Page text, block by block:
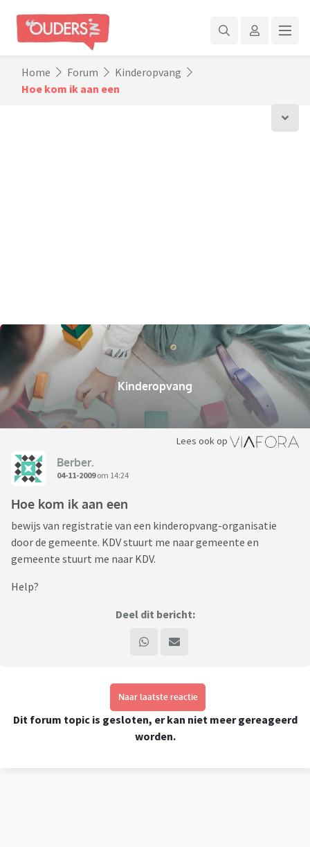
Home Forum
Kinderopvang
Hoe kom ik aan een
Kinderopvang
Lees ook op
Berber.
04-11-2009om 14:24
Hoe kom ik aan een
bewijs van registratie van een kinderopvang-organisatie
door de gemeente. KDV stuurt me naar gemeente en
gemeente stuurt me naar KDV.
Help?
Deel dit bericht:
Naar laatste reactie
Dit forum topic is gesloten, er kan niet meer gereageerd
worden.